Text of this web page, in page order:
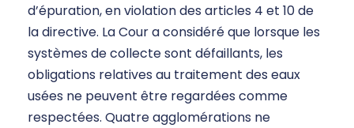
d’épuration, en violation des articles 4 et 10 de
la directive. La Cour a considéré que lorsque les
systèmes de collecte sont défaillants, les
obligations relatives au traitement des eaux
usées ne peuvent être regardées comme
respectées. Quatre agglomérations ne